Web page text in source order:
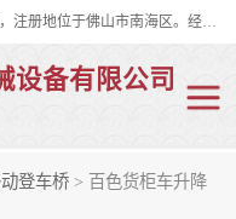
佛山市皇加力机械设备有限公司成立于2017年，注册地位于佛山市南海区。经营范围包括：其他机械设备及电子产品批发、电气设备批发、贸易代理、五金产品批发等；主要产品有：移动式登车桥、叉车装卸货平台、移动式升降机、升降货梯、油桶夹具、电动堆高车。
设备有限公司
登车桥 > 百色货柜车升降